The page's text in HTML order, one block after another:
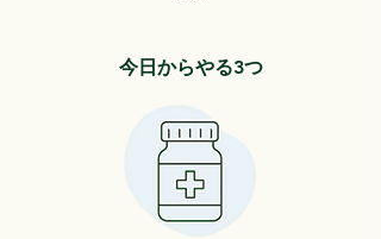
今日からやる3つ​